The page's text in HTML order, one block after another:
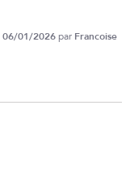
06/01/2026 par Francoise